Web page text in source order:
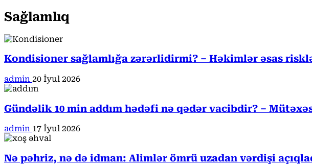
Sağlamlıq
Kondisioner sağlamlığa zərərlidirmi? – Həkimlər əsas
admin 20 İyul 2026
Gündəlik 10 min addım hədəfi nə qədər vacibdir? –
admin 17 İyul 2026
Nə pəhriz, nə də idman: Alimlər ömrü uzadan vərdişi